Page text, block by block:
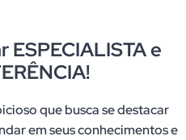
ESPECIALISTA e
que busca se destacar
em seus conhecimentos e